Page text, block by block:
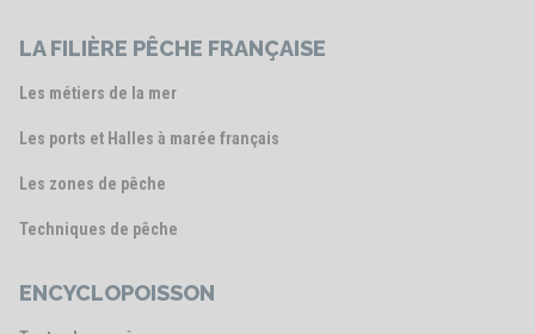
LA FILIÈRE PÊCHE FRANÇAISE
Les métiers de la mer
Les ports et Halles à marée français
Les zones de pêche
Techniques de pêche
ENCYCLOPOISSON